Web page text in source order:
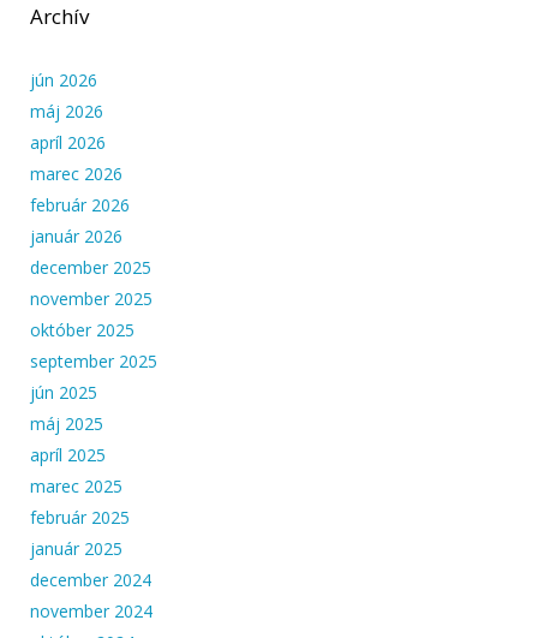
Archív
jún 2026
máj 2026
apríl 2026
marec 2026
február 2026
január 2026
december 2025
november 2025
október 2025
september 2025
jún 2025
máj 2025
apríl 2025
marec 2025
február 2025
január 2025
december 2024
november 2024